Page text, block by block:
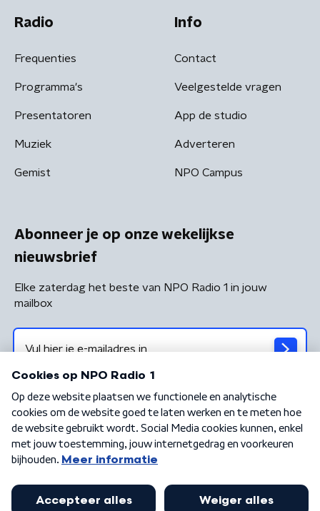
Radio
Frequenties
Programma's
Presentatoren
Muziek
Gemist
Info
Contact
Veelgestelde vragen
App de studio
Adverteren
NPO Campus
Abonneer je op onze wekelijkse
nieuwsbrief
Elke zaterdag het beste van NPO Radio 1 in jouw
mailbox
Algemene voorwaarden